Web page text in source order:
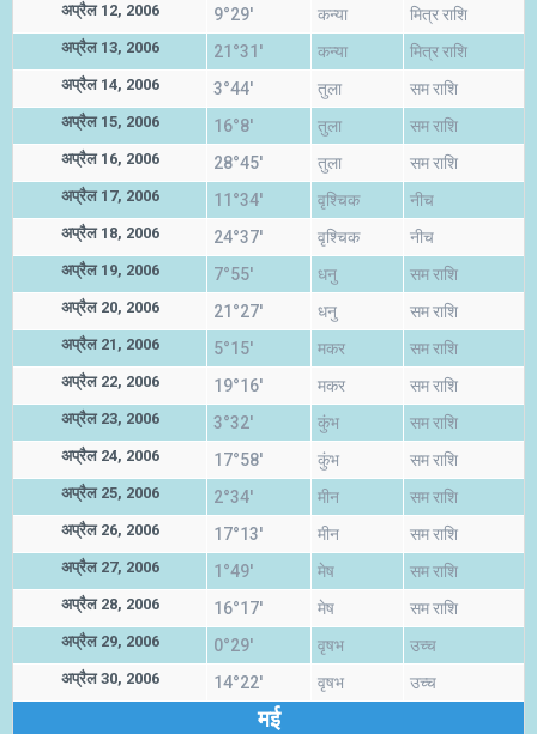
अप्रैल 12, 2006 9°29' कन्या मित्र राशि
अप्रैल 13, 2006 21°31' कन्या मित्र राशि
अप्रैल 14, 2006 3°44' तुला सम राशि
अप्रैल 15, 2006 16°8' तुला सम राशि
अप्रैल 16, 2006 28°45' तुला सम राशि
अप्रैल 17, 2006 11°34' वृश्चिक नीच
अप्रैल 18, 2006 24°37' वृश्चिक नीच
अप्रैल 19, 2006 7°55' धनु सम राशि
अप्रैल 20, 2006 21°27' धनु सम राशि
अप्रैल 21, 2006 5°15' मकर सम राशि
अप्रैल 22, 2006 19°16' मकर सम राशि
अप्रैल 23, 2006 3°32' कुंभ सम राशि
अप्रैल 24, 2006 17°58' कुंभ सम राशि
अप्रैल 25, 2006 2°34' मीन सम राशि
अप्रैल 26, 2006 17°13' मीन सम राशि
अप्रैल 27, 2006 1°49' मेष सम राशि
अप्रैल 28, 2006 16°17' मेष सम राशि
अप्रैल 29, 2006 0°29' वृषभ उच्च
अप्रैल 30, 2006 14°22' वृषभ उच्च
मई